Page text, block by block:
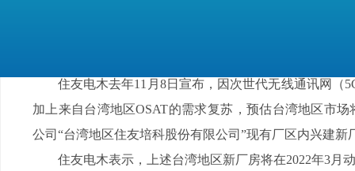
住友电木去年11月8日宣布，因次世代无线通讯网（
加上来自台湾地区OSAT的需求复苏，预估台湾地区市
公司“台湾地区住友培科股份有限公司”现有厂区内兴建新厂
住友电木表示，上述台湾地区新厂房将在2022年3月